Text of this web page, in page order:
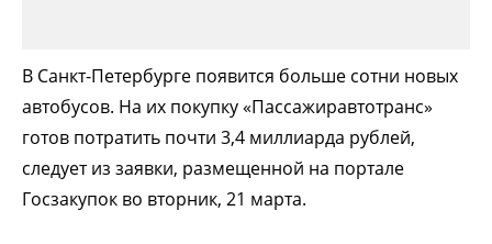
В Санкт-Петербурге появится больше сотни новых
автобусов. На их покупку «Пассажиравтотранс»
готов потратить почти 3,4 миллиарда рублей,
следует из заявки, размещенной на портале
Госзакупок во вторник, 21 марта.